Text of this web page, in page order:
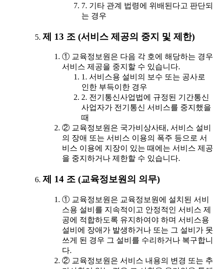
7. 기타 관계 법령에 위배된다고 판단되
는 경우
제 13 조 (서비스 제공의 중지 및 제한)
① 교육정보원은 다음 각 호에 해당하는 경우
서비스 제공을 중지할 수 있습니다.
1. 서비스용 설비의 보수 또는 공사로
인한 부득이한 경우
2. 전기통신사업법에 규정된 기간통신
사업자가 전기통신 서비스를 중지했을
때
② 교육정보원은 국가비상사태, 서비스 설비
의 장애 또는 서비스 이용의 폭주 등으로 서
비스 이용에 지장이 있는 때에는 서비스 제공
을 중지하거나 제한할 수 있습니다.
제 14 조 (교육정보원의 의무)
① 교육정보원은 교육정보원에 설치된 서비
스용 설비를 지속적이고 안정적인 서비스 제
공에 적합하도록 유지하여야 하며 서비스용
설비에 장애가 발생하거나 또는 그 설비가 못
쓰게 된 경우 그 설비를 수리하거나 복구합니
다.
② 교육정보원은 서비스 내용의 변경 또는 추